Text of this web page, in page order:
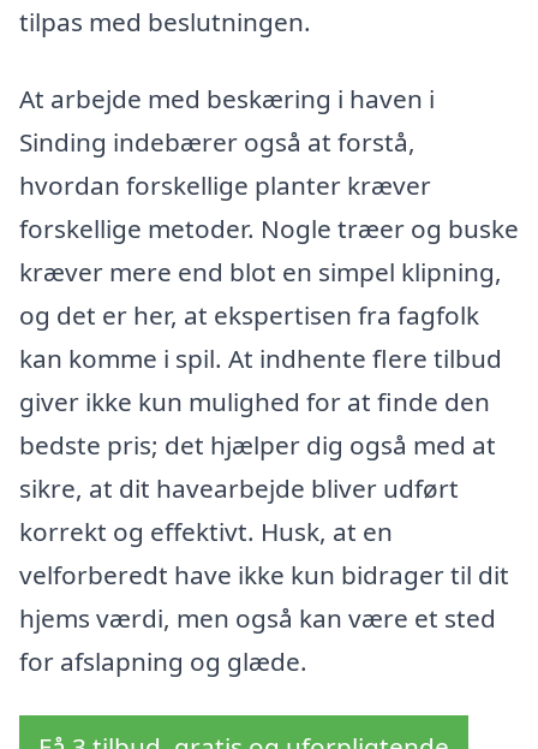
tilpas med beslutningen.
At arbejde med beskæring i haven i
Sinding indebærer også at forstå,
hvordan forskellige planter kræver
forskellige metoder. Nogle træer og buske
kræver mere end blot en simpel klipning,
og det er her, at ekspertisen fra fagfolk
kan komme i spil. At indhente flere tilbud
giver ikke kun mulighed for at finde den
bedste pris; det hjælper dig også med at
sikre, at dit havearbejde bliver udført
korrekt og effektivt. Husk, at en
velforberedt have ikke kun bidrager til dit
hjems værdi, men også kan være et sted
for afslapning og glæde.